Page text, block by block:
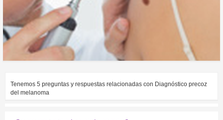
Tenemos 5 preguntas y respuestas relacionadas con Diagnóstico precoz
del melanoma